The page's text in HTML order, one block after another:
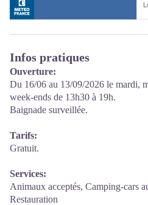
Infos pratiques
Ouverture:
Du 16/06 au 13/09/2026 le mardi,
week-ends de 13h30 à 19h.
Baignade surveillée.
Tarifs:
Gratuit.
Services:
Animaux acceptés, Camping-cars
Restauration